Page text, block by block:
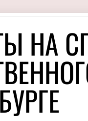
НА